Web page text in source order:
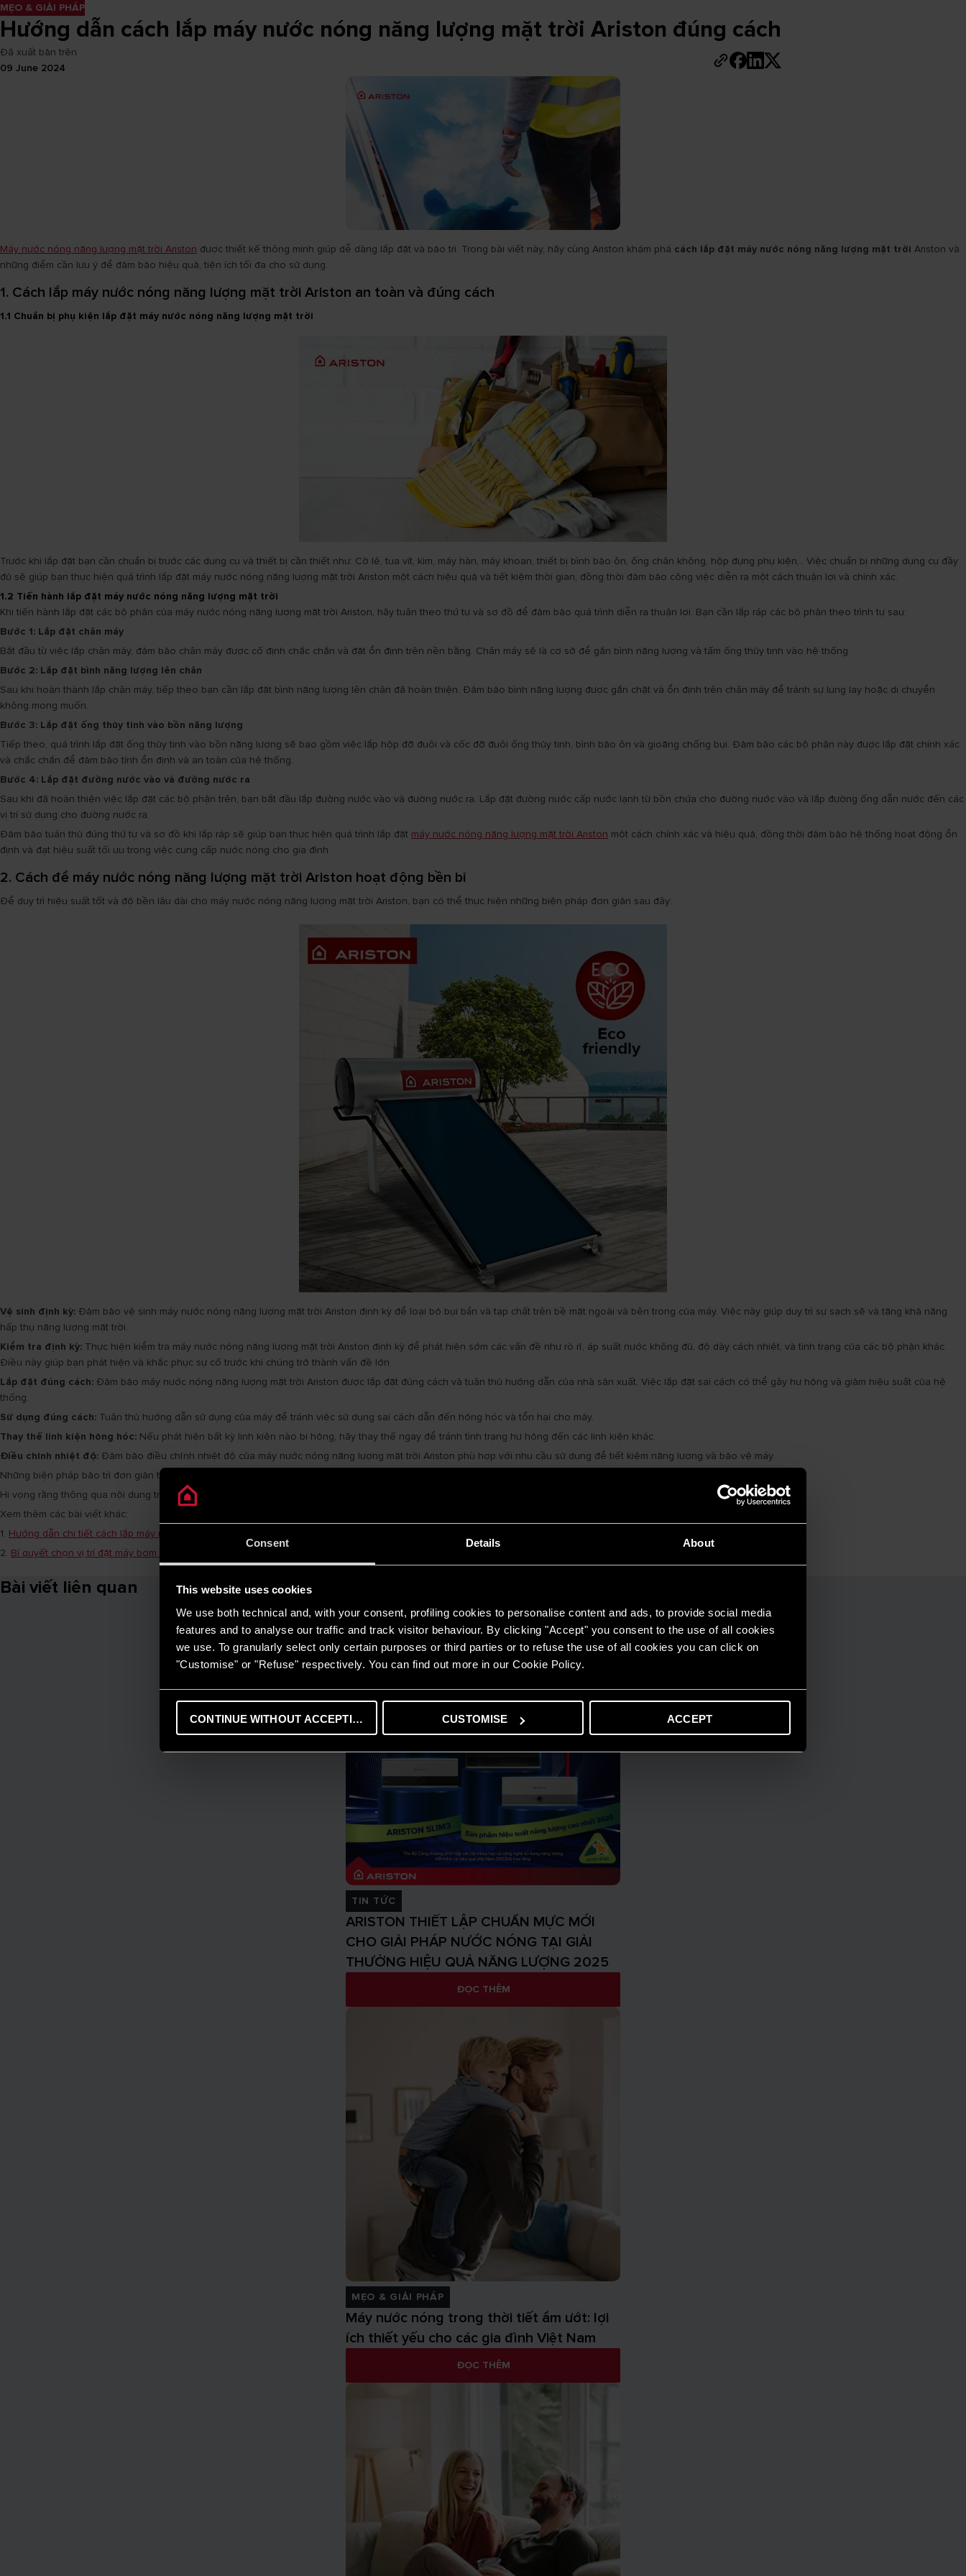
Consent Details About
This website uses cookies
We use both technical and, with your consent, profiling cookies to personalise content and ads, to provide social media
features and to analyse our traffic and track visitor behaviour. By clicking "Accept" you consent to the use of all cookies
we use. To granularly select only certain purposes or third parties or to refuse the use of all cookies you can click on
"Customise" or "Refuse" respectively. You can find out more in our Cookie Policy.
CONTINUE WITHOUT ACCEPTING CUSTOMISE ACCEPT
MẸO & GIẢI PHÁP
Hướng dẫn cách lắp máy nước nóng năng lượng mặt trời Ariston đúng cách
Đã xuất bản trên
09 June 2024
Máy nước nóng năng lượng mặt trời Ariston được thiết kế thông minh giúp dễ dàng lắp đặt và bảo trì. Trong bài viết này, hãy cùng Ariston khám phá cách lắp đặt máy nước nóng năng lượng mặt trời Ariston và
những điểm cần lưu ý để đảm bảo hiệu quả, tiện ích tối đa cho sử dụng.
1. Cách lắp máy nước nóng năng lượng mặt trời Ariston an toàn và đúng cách
1.1 Chuẩn bị phụ kiện lắp đặt máy nước nóng năng lượng mặt trời
Trước khi lắp đặt bạn cần chuẩn bị trước các dung cụ và thiết bị cần thiết như: Cờ lê, tua vít, kìm, máy hàn, máy khoan, thiết bị bình bảo ôn, ống chân không, hộp đựng phụ kiện,.. Việc chuẩn bị những dụng cụ đầy
đủ sẽ giúp bạn thực hiện quá trình lắp đặt máy nước nóng năng lượng mặt trời Ariston một cách hiệu quả và tiết kiệm thời gian, đồng thời đảm bảo công việc diễn ra một cách thuận lợi và chính xác.
1.2 Tiến hành lắp đặt máy nước nóng năng lượng mặt trời
Khi tiến hành lắp đặt các bộ phận của máy nước nóng năng lượng mặt trời Ariston, hãy tuân theo thứ tự và sơ đồ để đảm bảo quá trình diễn ra thuận lợi. Bạn cần lắp ráp các bộ phận theo trình tự sau:
Bước 1: Lắp đặt chân máy
Bắt đầu từ việc lắp chân máy, đảm bảo chân máy được cố định chắc chắn và đặt ổn định trên nền bằng. Chân máy sẽ là cơ sở để gắn bình năng lượng và tấm ống thủy tinh vào hệ thống.
Bước 2: Lắp đặt bình năng lượng lên chân
Sau khi hoàn thành lắp chân máy, tiếp theo bạn cần lắp đặt bình năng lượng lên chân đã hoàn thiện. Đảm bảo bình năng lượng được gắn chặt và ổn định trên chân máy để tránh sự lung lay hoặc di chuyển
không mong muốn.
Bước 3: Lắp đặt ống thủy tinh vào bồn năng lượng
Tiếp theo, quá trình lắp đặt ống thủy tinh vào bồn năng lượng sẽ bao gồm việc lắp hộp đỡ đuôi và cốc đỡ đuôi ống thủy tinh, bình bảo ôn và gioăng chống bụi. Đảm bảo các bộ phận này được lắp đặt chính xác
và chắc chắn để đảm bảo tính ổn định và an toàn của hệ thống.
Bước 4: Lắp đặt đường nước vào và đường nước ra
Sau khi đã hoàn thiện việc lắp đặt các bộ phận trên, bạn bắt đầu lắp đường nước vào và đường nước ra. Lắp đặt đường nước cấp nước lạnh từ bồn chứa cho đường nước vào và lắp đường ống dẫn nước đến các
vị trí sử dụng cho đường nước ra.
Đảm bảo tuân thủ đúng thứ tự và sơ đồ khi lắp ráp sẽ giúp bạn thực hiện quá trình lắp đặt máy nước nóng năng lượng mặt trời Ariston một cách chính xác và hiệu quả, đồng thời đảm bảo hệ thống hoạt động ổn
định và đạt hiệu suất tối ưu trong việc cung cấp nước nóng cho gia đình.
2. Cách để máy nước nóng năng lượng mặt trời Ariston hoạt động bền bỉ
Để duy trì hiệu suất tốt và độ bền lâu dài cho máy nước nóng năng lượng mặt trời Ariston, bạn có thể thực hiện những biện pháp đơn giản sau đây:
Vệ sinh định kỳ: Đảm bảo vệ sinh máy nước nóng năng lượng mặt trời Ariston định kỳ để loại bỏ bụi bẩn và tạp chất trên bề mặt ngoài và bên trong của máy. Việc này giúp duy trì sự sạch sẽ và tăng khả năng
hấp thụ năng lượng mặt trời.
Kiểm tra định kỳ: Thực hiện kiểm tra máy nước nóng năng lượng mặt trời Ariston định kỳ để phát hiện sớm các vấn đề như rò rỉ, áp suất nước không đủ, độ dày cách nhiệt, và tình trạng của các bộ phận khác.
Điều này giúp bạn phát hiện và khắc phục sự cố trước khi chúng trở thành vấn đề lớn.
Lắp đặt đúng cách: Đảm bảo máy nước nóng năng lượng mặt trời Ariston được lắp đặt đúng cách và tuân thủ hướng dẫn của nhà sản xuất. Việc lắp đặt sai cách có thể gây hư hỏng và giảm hiệu suất của hệ
thống.
Sử dụng đúng cách: Tuân thủ hướng dẫn sử dụng của máy để tránh việc sử dụng sai cách dẫn đến hỏng hóc và tổn hại cho máy.
Thay thế linh kiện hỏng hóc: Nếu phát hiện bất kỳ linh kiện nào bị hỏng, hãy thay thế ngay để tránh tình trạng hư hỏng đến các linh kiện khác.
Điều chỉnh nhiệt độ: Đảm bảo điều chỉnh nhiệt độ của máy nước nóng năng lượng mặt trời Ariston phù hợp với nhu cầu sử dụng để tiết kiệm năng lượng và bảo vệ máy.
Những biện pháp bảo trì đơn giản trên sẽ giúp duy trì hiệu suất tốt và tuổi thọ của máy nước nóng năng lượng mặt trời Ariston, giúp bạn tiết kiệm chi phí bảo trì và sửa chữa máy.
Hi vọng rằng thông qua nội dung trên, bạn đã có cái nhìn tổng quan và hiểu rõ hơn về
Xem thêm các bài viết khác:
1. Hướng dẫn chi tiết cách lắp máy nước nóng gián tiếp an toàn và đúng cách
2. Bí quyết chọn vị trí đặt máy bơm nhiệt để tối ưu hiệu suất hoạt động
Bài viết liên quan
TIN TỨC
ARISTON THIẾT LẬP CHUẨN MỰC MỚI
CHO GIẢI PHÁP NƯỚC NÓNG TẠI GIẢI
THƯỞNG HIỆU QUẢ NĂNG LƯỢNG 2025
ĐỌC THÊM
MẸO & GIẢI PHÁP
Máy nước nóng trong thời tiết ẩm ướt: lợi
ích thiết yếu cho các gia đình Việt Nam
ĐỌC THÊM